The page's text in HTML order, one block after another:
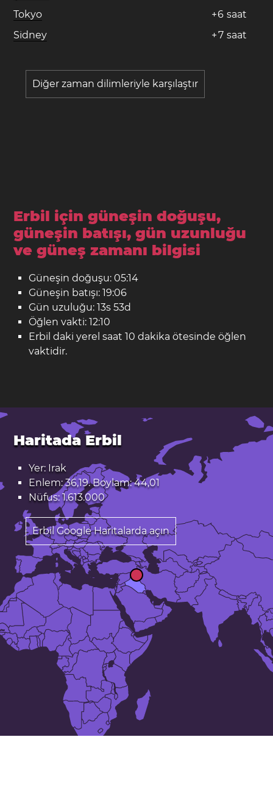
Tokyo
+6 saat
Sidney
+7 saat
Diğer zaman dilimleriyle karşılaştır
Erbil için güneşin doğuşu,
güneşin batışı, gün uzunluğu
ve güneş zamanı bilgisi
Güneşin doğuşu: 05:14
Güneşin batışı: 19:06
Gün uzuluğu: 13s 53d
Öğlen vakti: 12:10
Erbil daki yerel saat 10 dakika ötesinde öğlen
vaktidir.
Haritada Erbil
Yer: Irak
Enlem: 36,19. Boylam: 44,01
Nüfus: 1.613.000
Erbil Google Haritalarda açın